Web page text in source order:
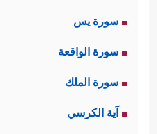
سورة يس
سورة الواقعة
سورة الملك
آية الكرسي